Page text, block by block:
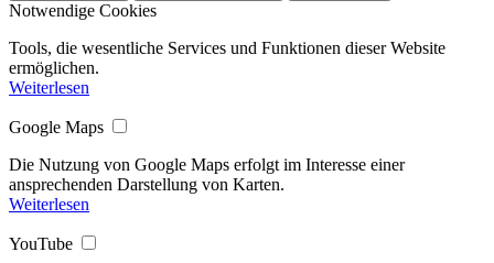
Notwendige Cookies
Tools, die wesentliche Services und Funktionen dieser Website
ermöglichen.
Weiterlesen
Google Maps
Die Nutzung von Google Maps erfolgt im Interesse einer
ansprechenden Darstellung von Karten.
Weiterlesen
YouTube